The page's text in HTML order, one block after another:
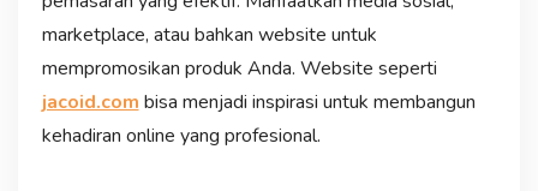
marketplace, atau bahkan website untuk
mempromosikan produk Anda. Website seperti
jacoid.com bisa menjadi inspirasi untuk membangun
kehadiran online yang profesional.